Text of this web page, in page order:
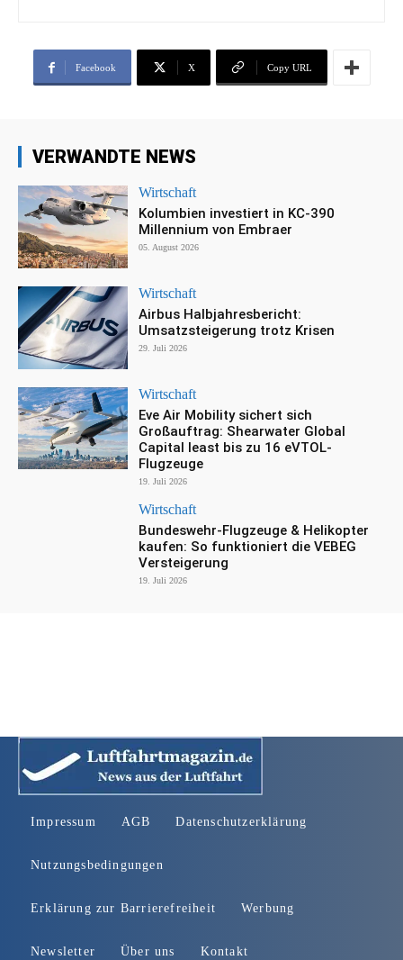
Facebook X Copy URL
VERWANDTE NEWS
Wirtschaft
Kolumbien investiert in KC-390
Millennium von Embraer
05. August 2026
Wirtschaft
Airbus Halbjahresbericht:
Umsatzsteigerung trotz Krisen
29. Juli 2026
Wirtschaft
Eve Air Mobility sichert sich
Großauftrag: Shearwater Global
Capital least bis zu 16 eVTOL-
Flugzeuge
19. Juli 2026
Wirtschaft
Bundeswehr-Flugzeuge & Helikopter
kaufen: So funktioniert die VEBEG
Versteigerung
19. Juli 2026
Impressum AGB Datenschutzerklärung
Nutzungsbedingungen
Erklärung zur Barrierefreiheit Werbung
Newsletter Über uns Kontakt